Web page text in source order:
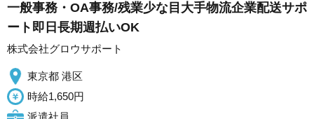
一般事務・OA事務/残業少な目大手物流企業配送サポ
ート即日長期週払いOK
株式会社グロウサポート
東京都 港区
時給1,650円
派遣社員